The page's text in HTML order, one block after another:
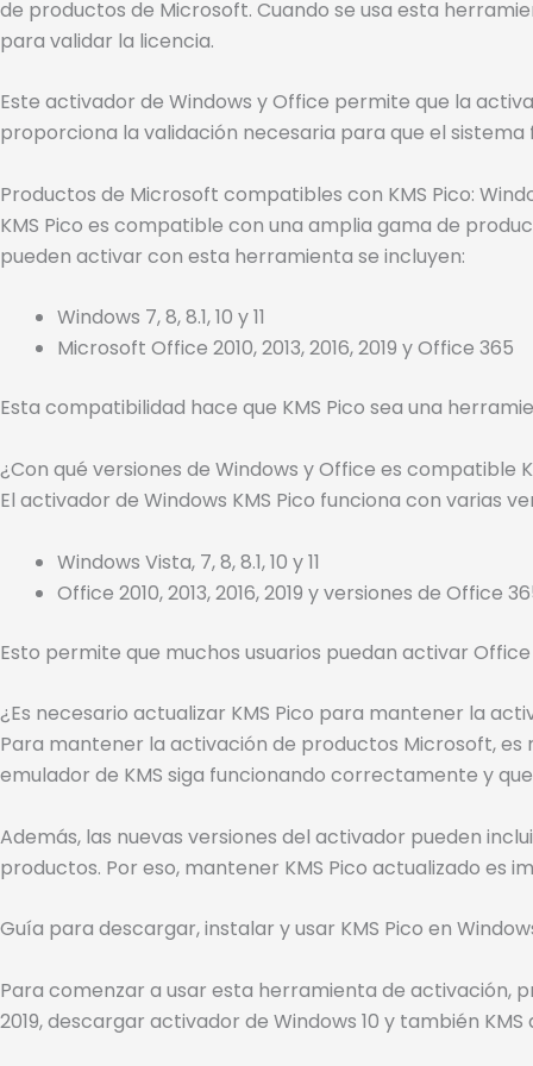
de productos de Microsoft. Cuando se usa esta
para validar la licencia.
Este activador de Windows y Office permite que la
proporciona la validación necesaria para que el sistema
Productos de Microsoft compatibles con KMS Pico:
KMS Pico es compatible con una amplia gama de
pueden activar con esta herramienta se incluyen:
Windows 7, 8, 8.1, 10 y 11
Microsoft Office 2010, 2013, 2016, 2019 y Office 365
Esta compatibilidad hace que KMS Pico sea una
¿Con qué versiones de Windows y Office es compatible
El activador de Windows KMS Pico funciona con varias
Windows Vista, 7, 8, 8.1, 10 y 11
Office 2010, 2013, 2016, 2019 y versiones de Office
Esto permite que muchos usuarios puedan activar
¿Es necesario actualizar KMS Pico para mantener la
Para mantener la activación de productos Microsoft,
emulador de KMS siga funcionando correctamente y
Además, las nuevas versiones del activador pueden
productos. Por eso, mantener KMS Pico actualizado
Guía para descargar, instalar y usar KMS Pico en
Para comenzar a usar esta herramienta de activación,
2019, descargar activador de Windows 10 y también